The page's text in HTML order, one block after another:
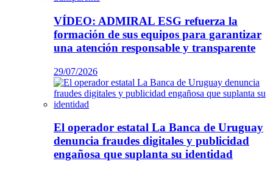
VÍDEO: ADMIRAL ESG refuerza la
formación de sus equipos para garantizar
una atención responsable y transparente
29/07/2026
El operador estatal La Banca de Uruguay
denuncia fraudes digitales y publicidad
engañosa que suplanta su identidad